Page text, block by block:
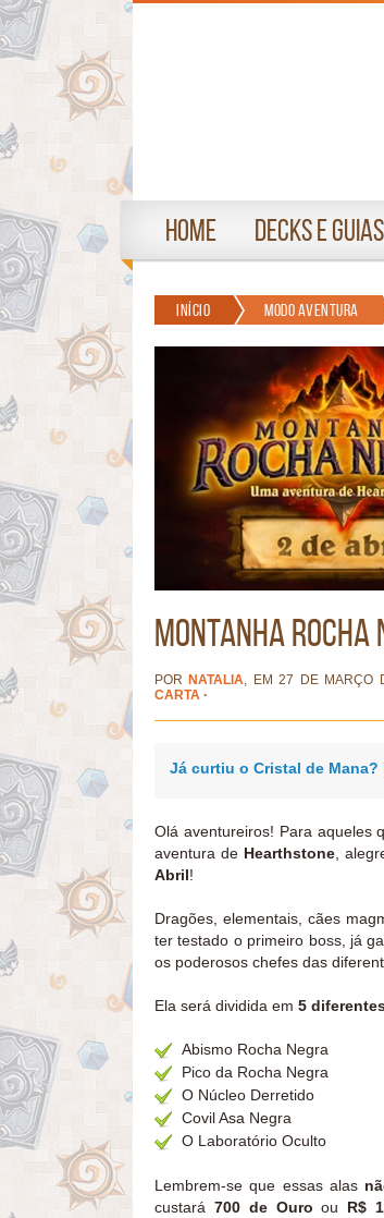
Home Decks e Guias
Início Modo Aventura
Montanha
POR NATALIA, EM 27 DE MARÇO
CARTA ·
Já curtiu o Cristal de Mana?
Olá aventureiros! Para aqueles
aventura de Hearthstone,
Abril!
Dragões, elementais, cães
ter testado o primeiro boss, já
os poderosos chefes das
Ela será dividida em 5
Abismo Rocha Negra
Pico da Rocha Negra
O Núcleo Derretido
Covil Asa Negra
O Laboratório Oculto
Lembrem-se que essas alas
custará 700 de Ouro ou R$